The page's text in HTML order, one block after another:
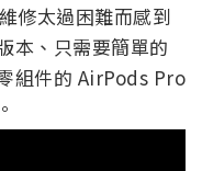
修太過困難而感到
本、只需要簡單的
組件的 AirPods Pro